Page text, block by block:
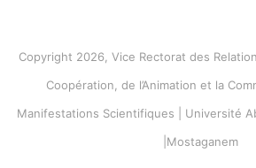
© Copyright 2026, Vice Rectorat des
Coopération, de l’Animation et la
Manifestations Scientifiques | Université
Mostaganem|